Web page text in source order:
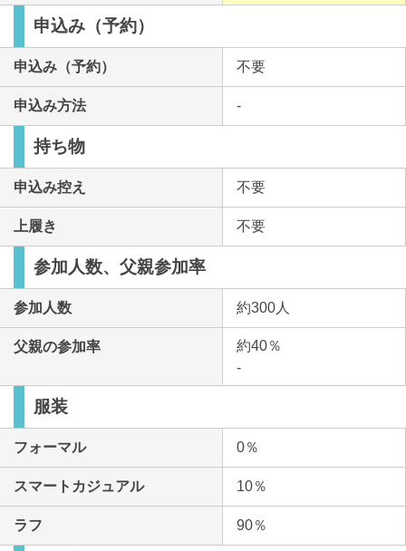
申込み（予約）
申込み（予約） 不要
申込み方法 -
持ち物
申込み控え 不要
上履き 不要
参加人数、父親参加率
参加人数 約300人
父親の参加率
約40％
-
服装
フォーマル 0％
スマートカジュアル 10％
ラフ 90％